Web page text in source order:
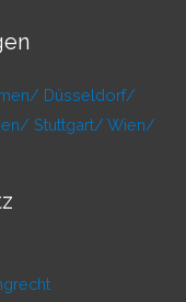
Düsseldorf/
Stuttgart/ Wien/